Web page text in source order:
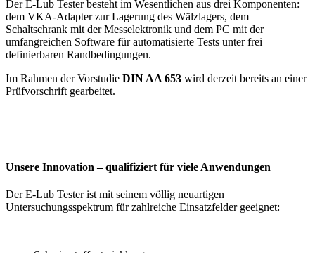
Der E-Lub Tester besteht im Wesentlichen aus drei Komponenten:
dem VKA-Adapter zur Lagerung des Wälzlagers, dem
Schaltschrank mit der Messelektronik und dem PC mit der
umfangreichen Software für automatisierte Tests unter frei
definierbaren Randbedingungen.
Im Rahmen der Vorstudie DIN AA 653 wird derzeit bereits an einer
Prüfvorschrift gearbeitet.
Unsere Innovation – qualifiziert für viele Anwendungen
Der E-Lub Tester ist mit seinem völlig neuartigen
Untersuchungsspektrum für zahlreiche Einsatzfelder geeignet: